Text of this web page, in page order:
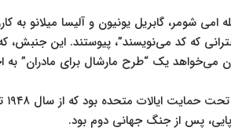
امی شومر، گابریل یونیون و آلیسا میلانو به
که کد می‌نویسند”، پیوستند. این جنبش،
می‌خواهد یک “طرح مارشال برای مادران” به
پس از جنگ جهانی دوم بود.